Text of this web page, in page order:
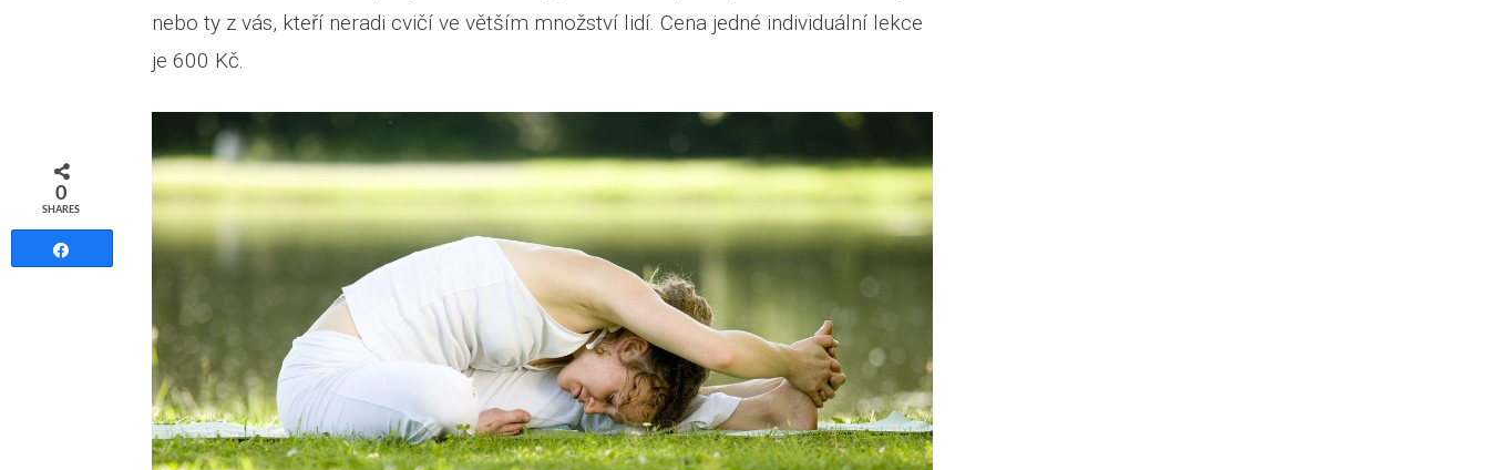
nebo ty z vás, kteří neradi cvičí ve větším množství lidí. Cena jedné individuální lekce
je 600 Kč.
0
SHARES